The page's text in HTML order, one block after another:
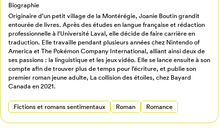
Billetterie
Retour à l’accueil
Biographie
Originaire d’un petit village de la Montérégie, Joanie Boutin grandit
entourée de livres. Après des études en langue française et rédaction
professionnelle à l’Université Laval, elle décide de faire carrière en
traduction. Elle travaille pendant plusieurs années chez Nintendo of
America et The Pokémon Company International, alliant ainsi deux de
ses passions : la linguistique et les jeux vidéo. Elle se lance ensuite à son
compte afin de trouver plus de temps pour l’écriture, et publie son
premier roman jeune adulte, La collision des étoiles, chez Bayard
Canada en 2021.
Fictions et romans sentimentaux Roman Romance
Créer un profil
Annuler